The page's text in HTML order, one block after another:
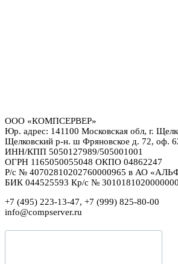
ООО «КОМПСЕРВЕР»
Юр. адрес: 141100 Московская обл, г.
Щелковский р-н. ш Фряновское д. 72, оф.
ИНН/КПП 5050127989/505001001
ОГРН 1165050055048 ОКПО 04862247
Р/с № 40702810202760000965 в АО
БИК 044525593 Кр/с №
+7 (495) 223-13-47, +7 (999) 825-80-00
info@compserver.ru